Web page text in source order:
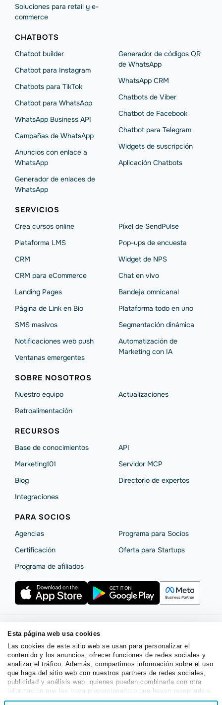
Esta página web usa cookies
Las cookies de este sitio web se usan para personalizar el
contenido y los anuncios, ofrecer funciones de redes sociales y
analizar el tráfico. Además, compartimos información sobre el uso
que haga del sitio web con nuestros partners de redes sociales,
publicidad y análisis web, quienes pueden combinarla con otra
información que les haya proporcionado o que hayan recopilado a
partir del uso que haya hecho de sus servicios.
Selección
Soluciones para retail y e-
commerce
CHATBOTS
Chatbot builder
Chatbot para Instagram
Chatbots para TikTok
Chatbot para WhatsApp
WhatsApp Business API
Campañas de WhatsApp
Anuncios con enlace a
WhatsApp
Generador de enlaces de
WhatsApp
Generador de códigos QR
de WhatsApp
WhatsApp CRM
Chatbots de Viber
Chatbot de Facebook
Chatbot para Telegram
Widgets de suscripción
Aplicación Chatbots
SERVICIOS
Crea cursos online
Plataforma LMS
CRM
CRM para eCommerce
Landing Pages
Página de Link en Bio
SMS masivos
Notificaciones web push
Ventanas emergentes
Píxel de SendPulse
Pop-ups de encuesta
Widget de NPS
Chat en vivo
Bandeja omnicanal
Plataforma todo en uno
Segmentación dinámica
Automatización de
Marketing con IA
SOBRE NOSOTROS
Nuestro equipo
Retroalimentación
Actualizaciones
RECURSOS
Base de conocimientos
Marketing101
Blog
Integraciones
API
Servidor MCP
Directorio de expertos
PARA SOCIOS
Agencias
Certificación
Programa de afiliados
Programa para Socios
Oferta para Startups
Términos de servicioPolítica de privacidad
SendPulse Seguridad La Declaración de cookies
Copyright © 2015 - 2026. SendPulse. Todos los derechos
reservados.